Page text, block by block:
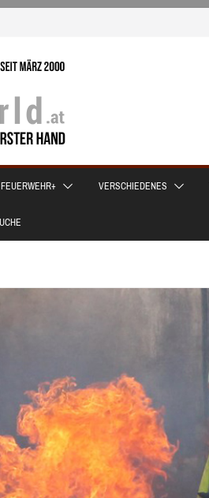
FEUERWEHR+ VERSCHIEDENES